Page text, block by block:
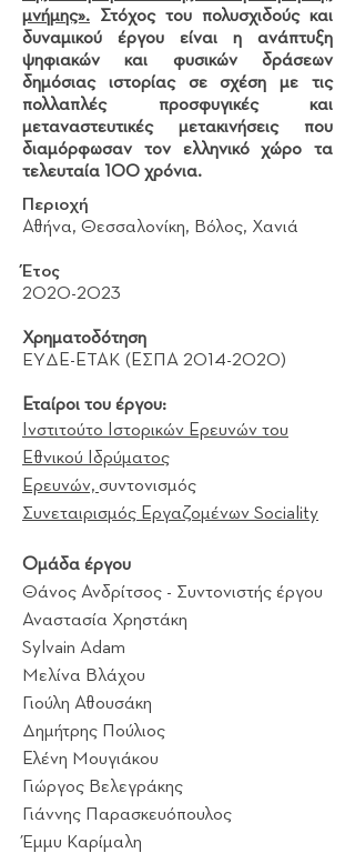
μνήμης». Στόχος του πολυσχιδούς και
δυναμικού έργου είναι η ανάπτυξη
ψηφιακών και φυσικών δράσεων
δημόσιας ιστορίας σε σχέση με τις
πολλαπλές προσφυγικές και
μεταναστευτικές μετακινήσεις που
διαμόρφωσαν τον ελληνικό χώρο τα
τελευταία 100 χρόνια.
Περιοχή
Αθήνα, Θεσσαλονίκη, Βόλος, Χανιά
Έτος
2020-2023
Χρηματοδότηση
EYΔΕ-ΕΤΑΚ (ΕΣΠΑ 2014-2020)
Εταίροι του έργου:
Ινστιτούτο Ιστορικών Ερευνών του
Εθνικού Ιδρύματος
Ερευνών, συντονισμός
Συνεταιρισμός Εργαζομένων Sociality
Ομάδα έργου
Θάνος Ανδρίτσος - Συντονιστής έργου
Αναστασία Χρηστάκη
Sylvain Adam
Μελίνα Βλάχου
Γιούλη Αθουσάκη
Δημήτρης Πούλιος
Ελένη Μουγιάκου
Γιώργος Βελεγράκης
Γιάννης Παρασκευόπουλος
Έμμυ Καρίμαλη